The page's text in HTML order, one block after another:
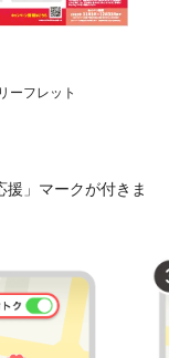
リーフレット
」マークが付きま